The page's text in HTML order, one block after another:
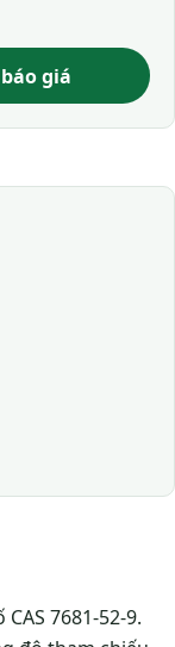
7681-52-9.
giá